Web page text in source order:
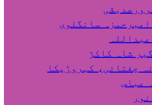
سانگلوی
شاہ کاکڑ
چغتائی، کہروڑپکا
عباس